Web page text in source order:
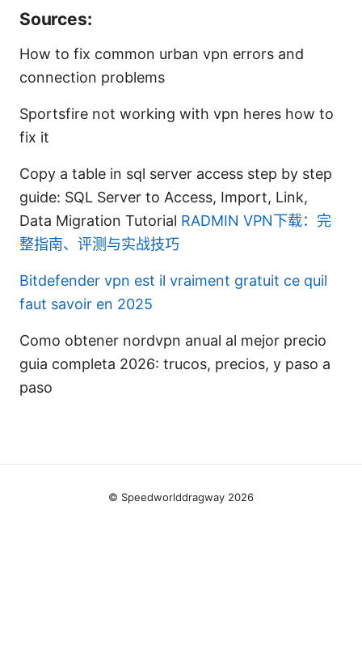
Sources:
How to fix common urban vpn errors and
connection problems
Sportsfire not working with vpn heres how to
fix it
Copy a table in sql server access step by step
guide: SQL Server to Access, Import, Link,
Data Migration Tutorial RADMIN VPN下载：完
整指南、评测与实战技巧
Bitdefender vpn est il vraiment gratuit ce quil
faut savoir en 2025
Como obtener nordvpn anual al mejor precio
guia completa 2026: trucos, precios, y paso a
paso
© Speedworlddragway 2026